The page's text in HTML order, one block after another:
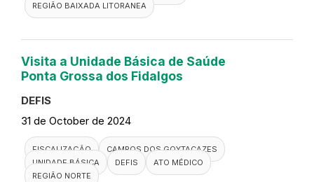
REGIÃO BAIXADA LITORANEA
Visita a Unidade Básica de Saúde
Ponta Grossa dos Fidalgos
DEFIS
31 de October de 2024
FISCALIZAÇÃO
CAMPOS DOS GOYTACAZES
UNIDADE BÁSICA
DEFIS
ATO MÉDICO
REGIÃO NORTE